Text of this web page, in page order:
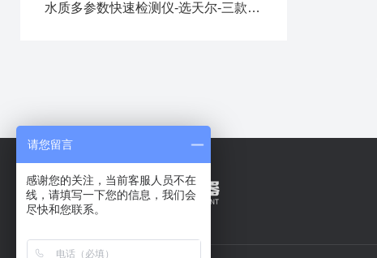
水质多参数快速检测仪-选天尔-三款型号可选
请您留言
感谢您的关注，当前客服人员不在
线，请填写一下您的信息，我们会
尽快和您联系。